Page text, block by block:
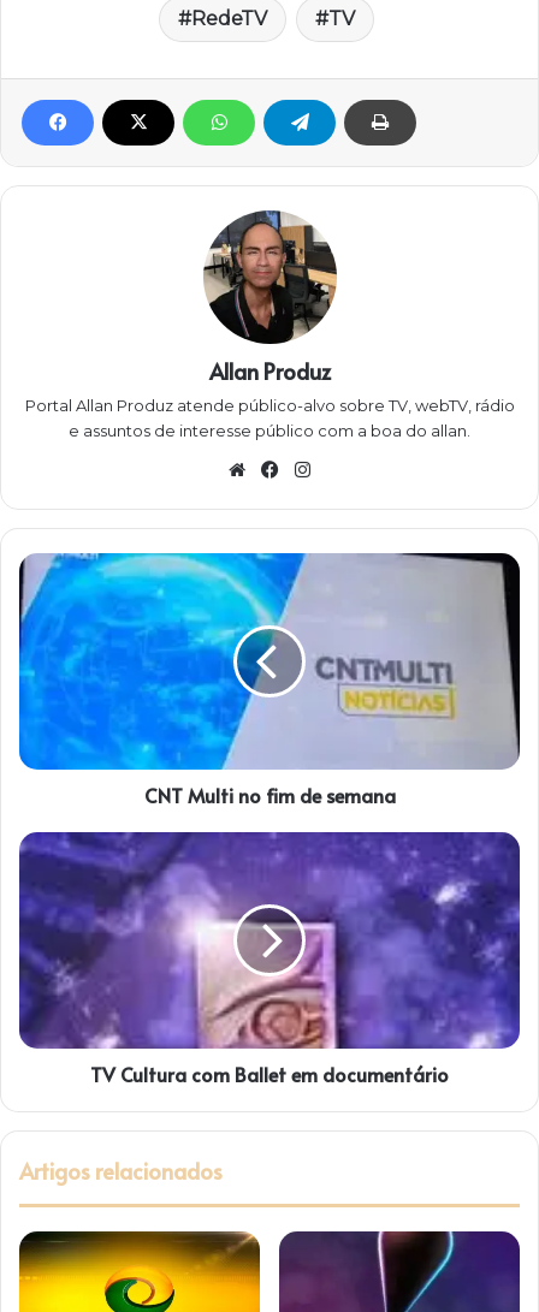
RedeTV TV
Allan Produz
Portal Allan Produz atende público-alvo sobre TV, webTV, rádio
e assuntos de interesse público com a boa do allan.
W
sit
e
Fa
bo
ok
gra
m
C
N
T
u
n
i
d
e
s
a
n
CNT Multi no fim de semana
T
C
u
l
r
a
a
e
t
TV Cultura com Ballet em documentário
Artigos relacionados